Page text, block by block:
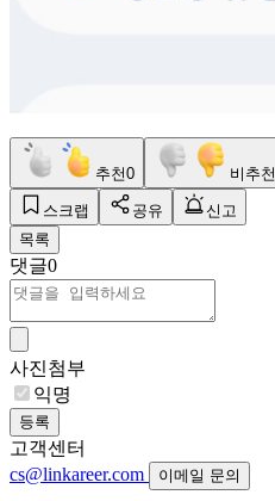
추천0 비추천
스크랩 공유
신고
목록
댓글0
사진첨부
익명
등록
고객센터
cs@linkareer.com
이메일 문의